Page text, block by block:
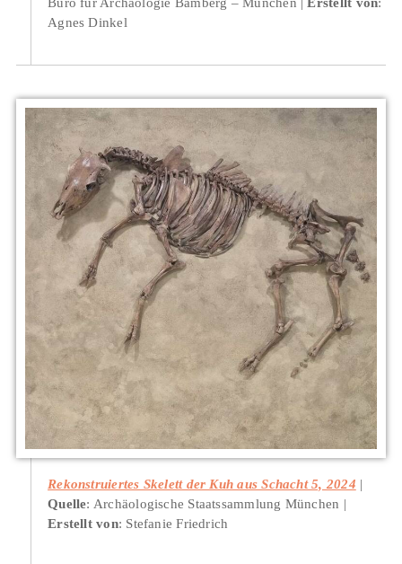
Agnes Dinkel
Rekonstruiertes Skelett der Kuh aus Schacht 5, 2024
Quelle: Archäologische Staatssammlung München
Erstellt von: Stefanie Friedrich